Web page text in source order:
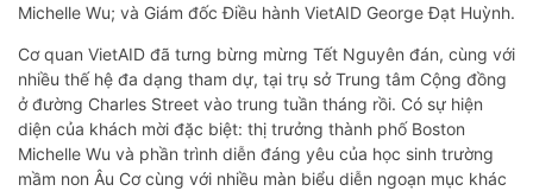
Michelle Wu; và Giám đốc Điều hành VietAID George Đạt Huỳnh.
Cơ quan VietAID đã tưng bừng mừng Tết Nguyên đán, cùng với
nhiều thế hệ đa dạng tham dự, tại trụ sở Trung tâm Cộng đồng
ở đường Charles Street vào trung tuần tháng rồi. Có sự hiện
diện của khách mời đặc biệt: thị trưởng thành phố Boston
Michelle Wu và phần trình diễn đáng yêu của học sinh trường
mầm non Âu Cơ cùng với nhiều màn biểu diễn ngoạn mục khác